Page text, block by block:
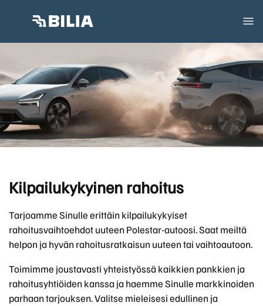
Kilpailukykyinen rahoitus
Tarjoamme Sinulle erittäin kilpailukykyiset
rahoitusvaihtoehdot uuteen Polestar-autoosi. Saat meiltä
helpon ja hyvän rahoitusratkaisun uuteen tai vaihtoautoon.
Toimimme joustavasti yhteistyössä kaikkien pankkien ja
rahoitusyhtiöiden kanssa ja haemme Sinulle markkinoiden
parhaan tarjouksen. Valitse mieleisesi edullinen ja